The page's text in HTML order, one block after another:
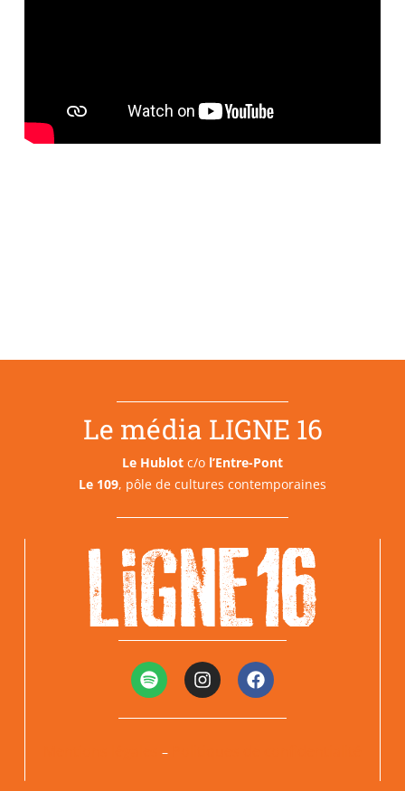
Le média LIGNE 16
Le Hublot c/o l’Entre-Pont
Le 109, pôle de cultures contemporaines
–